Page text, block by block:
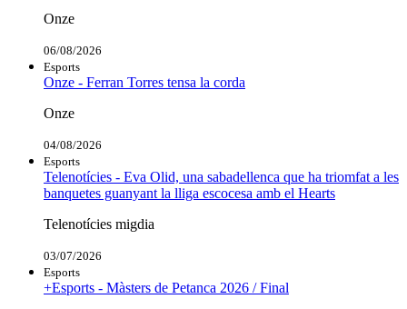
Onze
06/08/2026
Esports
Onze - Ferran Torres tensa la corda
Onze
04/08/2026
Esports
Telenotícies - Eva Olid, una sabadellenca que ha triomfat a les
banquetes guanyant la lliga escocesa amb el Hearts
Telenotícies migdia
03/07/2026
Esports
+Esports - Màsters de Petanca 2026 / Final